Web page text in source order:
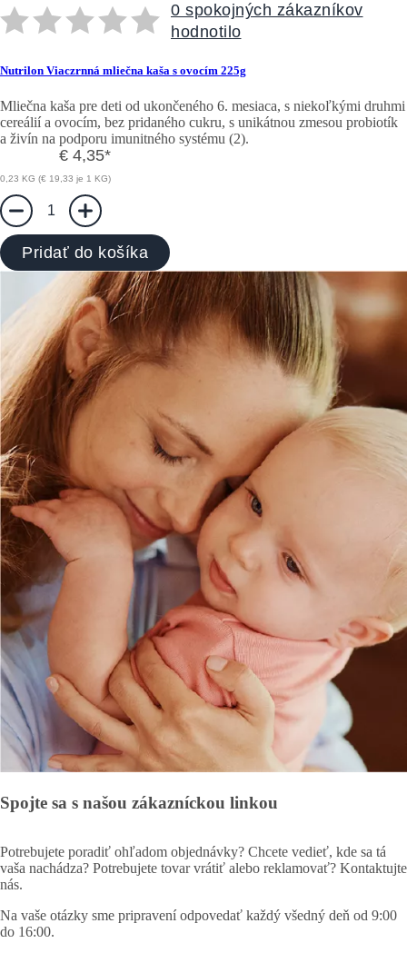
0 spokojných zákazníkov
hodnotilo
Nutrilon Viaczrnná mliečna kaša s ovocím 225g
Mliečna kaša pre deti od ukončeného 6. mesiaca, s niekoľkými druhmi
cereálií a ovocím, bez pridaného cukru, s unikátnou zmesou probiotík
a živín na podporu imunitného systému (2).
€ 4,35*
0,23 KG (€ 19,33 je 1 KG)
1
Pridať do košíka
Spojte sa s našou zákazníckou linkou
Potrebujete poradiť ohľadom objednávky? Chcete vedieť, kde sa tá
vaša nachádza? Potrebujete tovar vrátiť alebo reklamovať? Kontaktujte
nás.
Na vaše otázky sme pripravení odpovedať každý všedný deň od 9:00
do 16:00.